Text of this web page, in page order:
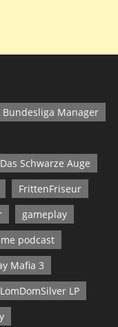
Bundesliga Manager
Das Schwarze Auge
FrittenFriseur
gameplay
podcast
Mafia 3
LomDomSilver LP